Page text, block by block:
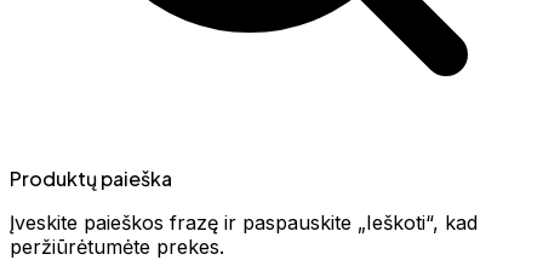
Produktų paieška
Įveskite paieškos frazę ir paspauskite „Ieškoti“, kad
peržiūrėtumėte prekes.